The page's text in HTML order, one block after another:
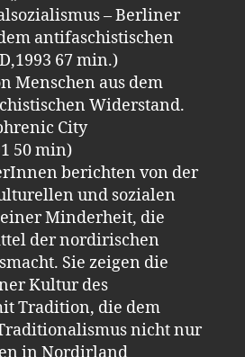
– Berliner
antifaschistischen
67 min.)
Menschen aus dem
Widerstand.
City
50 min)
berichten von der
und sozialen
Minderheit, die
der nordirischen
Sie zeigen die
Kultur des
Tradition, die dem
nicht nur
in Nordirland